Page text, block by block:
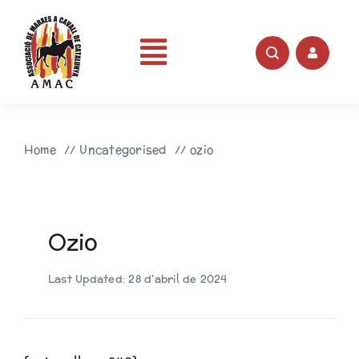
content
Toggle
Navigation
AMAC
Home Uncategorised ozio
Ozio
Last Updated: 28 d'abril de 2024